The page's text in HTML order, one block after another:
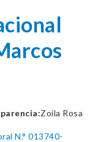
Zoila Rosa
N.° 013740-